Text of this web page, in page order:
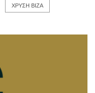
ΧΡΥΣΗ ΒΙΖΑ